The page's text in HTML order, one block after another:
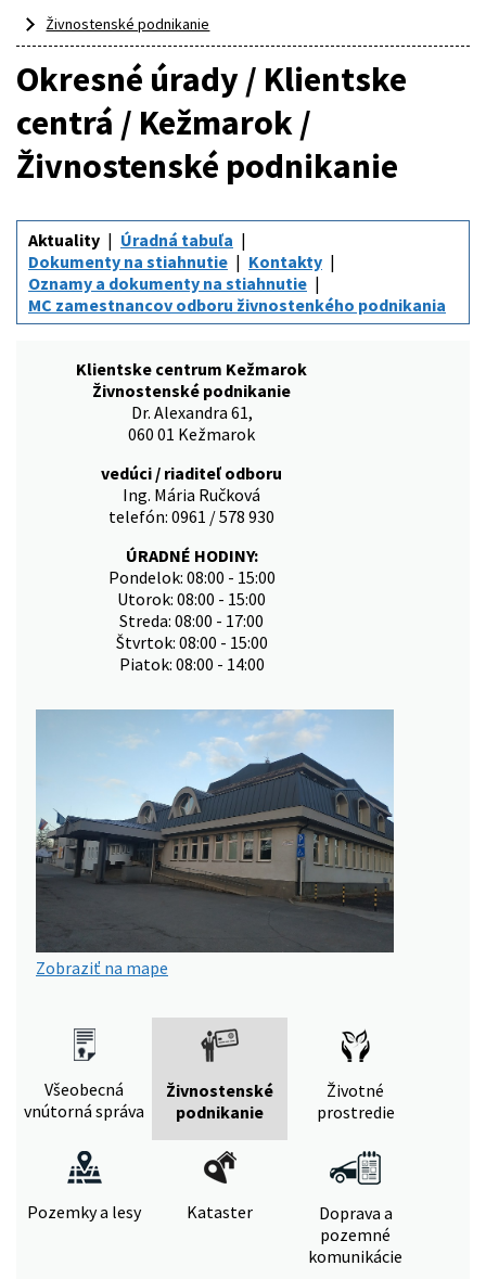
Živnostenské podnikanie
Okresné úrady / Klientske
centrá / Kežmarok /
Živnostenské podnikanie
Aktuality
Úradná tabuľa
Dokumenty na stiahnutie
Kontakty
Oznamy a dokumenty na stiahnutie
MC zamestnancov odboru živnostenkého podnikania
Klientske centrum Kežmarok
Živnostenské podnikanie
Dr. Alexandra 61,
060 01 Kežmarok
vedúci / riaditeľ odboru
Ing. Mária Ručková
telefón: 0961 / 578 930
ÚRADNÉ HODINY:
Pondelok: 08:00 - 15:00
Utorok: 08:00 - 15:00
Streda: 08:00 - 17:00
Štvrtok: 08:00 - 15:00
Piatok: 08:00 - 14:00
Zobraziť na mape
Všeobecná
vnútorná správa
Živnostenské
podnikanie
Životné
prostredie
Pozemky a lesy Kataster
Doprava a
pozemné
komunikácie